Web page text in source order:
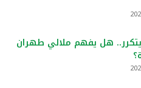
هل يفهم ملالي طهران